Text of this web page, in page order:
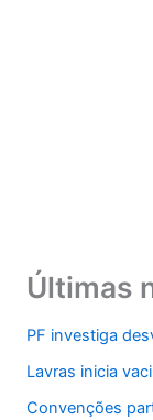
Últimas
PF investiga
Lavras inicia
Convenções